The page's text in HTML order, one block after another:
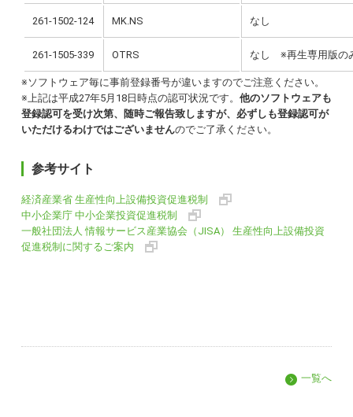
261-1502-124 MK.NS なし
261-1505-339 OTRS なし ※再生専用版の
※ソフトウェア毎に事前登録番号が違いますのでご注意ください。
※上記は平成27年5月18日時点の認可状況です。 他のソフトウェアも
登録認可を受け次第、随時ご報告致しますが、必ずしも登録認可が
いただけるわけではございませんのでご了承ください。
参考サイト
経済産業省 生産性向上設備投資促進税制
中小企業庁 中小企業投資促進税制
一般社団法人 情報サービス産業協会（JISA） 生産性向上設備投資
促進税制に関するご案内
一覧へ